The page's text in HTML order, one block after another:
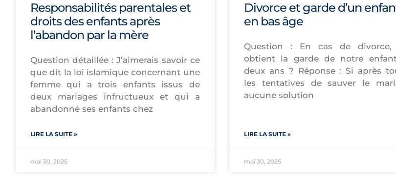
Responsabilités parentales et
droits des enfants après
l’abandon par la mère
Question détaillée : J’aimerais savoir ce
que dit la loi islamique concernant une
femme qui a trois enfants issus de
deux mariages infructueux et qui a
abandonné ses enfants chez
LIRE LA SUITE »
mai 30, 2025
Divorce et garde d’un
en bas âge
Question : En cas de
obtient la garde de notre
deux ans ? Réponse : Si après
les tentatives de sauver le
aucune solution
LIRE LA SUITE »
mai 30, 2025